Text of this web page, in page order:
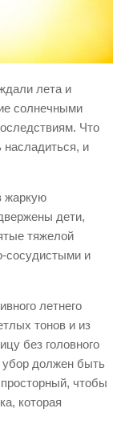
объектов
лета и
солнечными
Что
насладиться, и
жаркую
дети,
тяжелой
сосудистыми и
летнего
тонов и из
без головного
убор должен быть
просторный, чтобы
которая